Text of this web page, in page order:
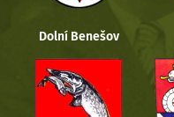
Dolní Benešov